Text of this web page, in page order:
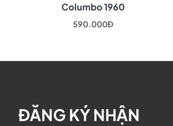
Columbo 1960
590.000Đ
ĐĂNG KÝ NHẬN